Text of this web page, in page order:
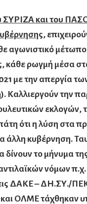
ΣΥΡΙΖΑ και του
αγωνιστικό μέτωπο
κάθε ρωγμή μέσα
με την απεργία
Καλλιεργούν την
εκλογών,
ότι η λύση στα
άλλη κυβέρνηση.
δίνουν το μήνυμα
νόμων
ΔΑΚΕ – ΔΗ.ΣΥ./
ΟΛΜΕ τάχθηκαν